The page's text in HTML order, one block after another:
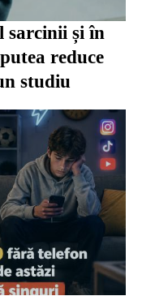
sarcinii și în
reduce
studiu